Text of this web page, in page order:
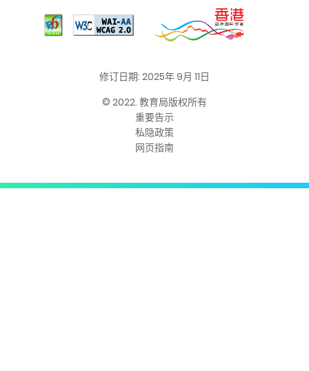
修订日期: 2025年 9月 11日
© 2022. 教育局版权所有
重要告示
私隐政策
网页指南